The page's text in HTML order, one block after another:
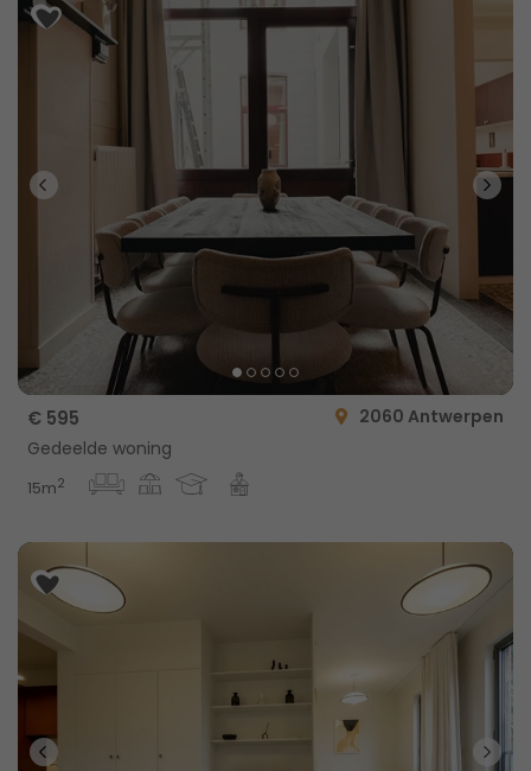
€ 595
2060 Antwerpen
Gedeelde woning
15m2